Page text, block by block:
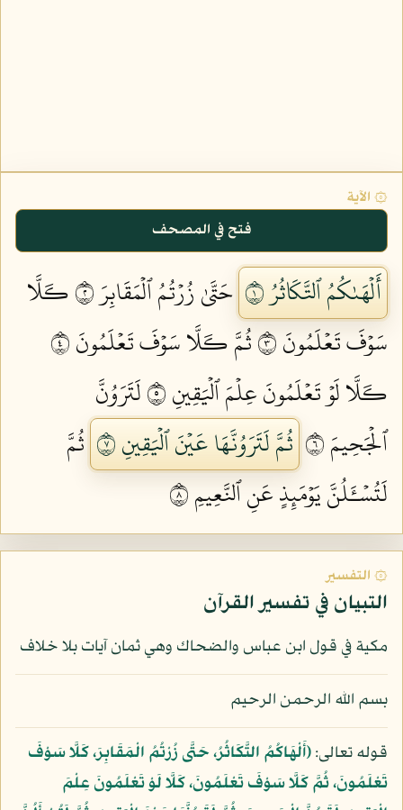
۞ الآية
فتح في المصحف
أَلۡهَىٰكُمُ ٱلتَّكَاثُرُ ١ حَتَّىٰ زُرۡتُمُ ٱلۡمَقَابِرَ ٢
كـَلَّا
سَوۡفَ تَعۡلَمُونَ ٣
ثُمَّ كـَلَّا سَوۡفَ تَعۡلَمُونَ ٤
كـَلَّا لَوۡ تَعۡلَمُونَ عِلۡمَ ٱلۡيَقِينِ ٥
لَتَرَوُنَّ
ٱلۡجَحِيمَ ٦
ثُمَّ لَتَرَوُنَّهَا عَيۡنَ ٱلۡيَقِينِ ٧
ثُمَّ
لَتُسۡـَٔلُنَّ يَوۡمَئِذٍ عَنِ ٱلنَّعِيمِ ٨
۞ التفسير
التبيان في تفسير القرآن
مكية في قول ابن عباس والضحاك وهي ثمان آيات بلا خلاف
بسم الله الرحمن الرحيم
قوله تعالى:﴿أَلْهَاكُمُ التَّكَاثُرُ، حَتَّى زُرْتُمُ الْمَقَابِرَ، كَلَّا سَوْفَ
تَعْلَمُونَ، ثُمَّ كَلَّا سَوْفَ تَعْلَمُونَ، كَلَّا لَوْ تَعْلَمُونَ عِلْمَ